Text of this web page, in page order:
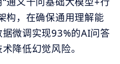
构，在确保通用理解能
微调实现93%的AI问答
降低幻觉风险。